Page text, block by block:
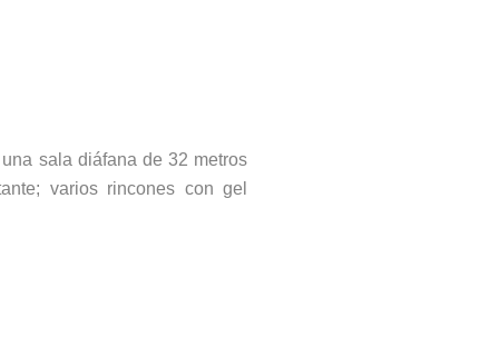
sala diáfana de 32 metros
varios rincones con gel